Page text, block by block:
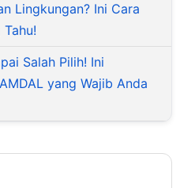
Lingkungan? Ini Cara
Salah Pilih! Ini
yang Wajib Anda